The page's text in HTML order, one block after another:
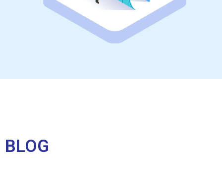
BLOG